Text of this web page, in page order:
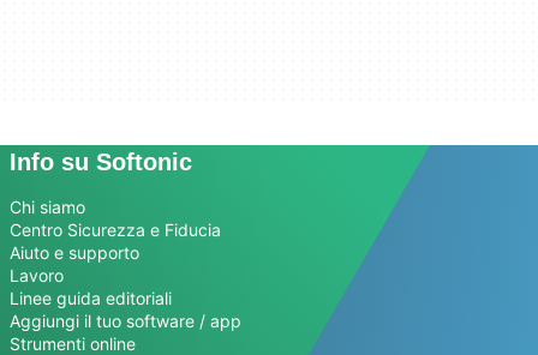
Info su Softonic
Chi siamo
Centro Sicurezza e Fiducia
Aiuto e supporto
Lavoro
Linee guida editoriali
Aggiungi il tuo software / app
Strumenti online